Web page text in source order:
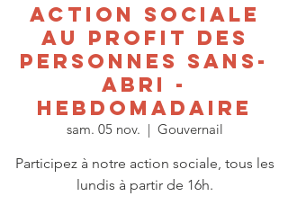
Action sociale
au profit des
personnes sans-
abri -
HEBDOMADAIRE
sam. 05 nov.
  |
Gouvernail
Participez à notre action sociale, tous les
lundis à partir de 16h.